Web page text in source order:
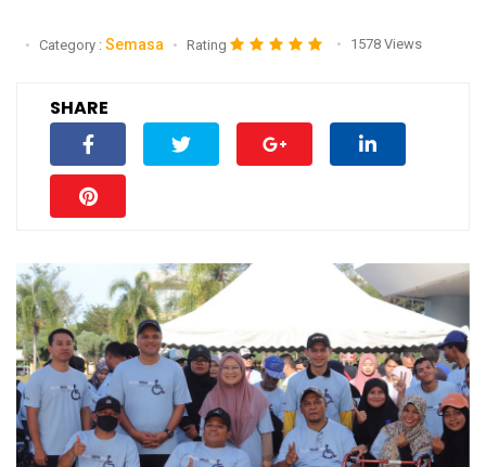
Category : Semasa Rating 1578 Views
SHARE